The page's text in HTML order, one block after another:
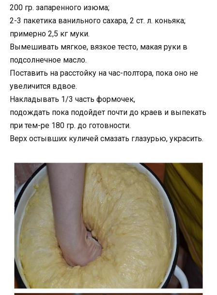
200 гр. запаренного изюма;
2-3 пакетика ванильного сахара, 2 ст. л. коньяка;
примерно 2,5 кг муки.
Вымешивать мягкое, вязкое тесто, макая руки в
подсолнечное масло.
Поставить на расстойку на час-полтора, пока оно не
увеличится вдвое.
Накладывать 1/3 часть формочек,
подождать пока подойдет почти до краев и выпекать
при тем-ре 180 гр. до готовности.
Верх остывших куличей смазать глазурью, украсить.